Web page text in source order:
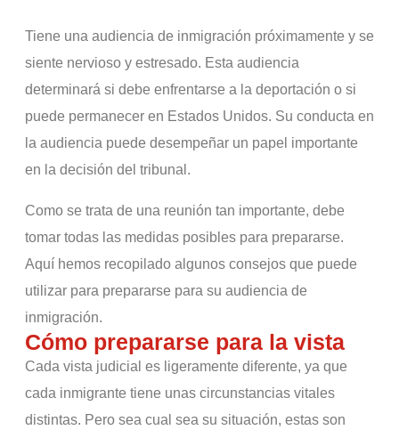
Tiene una audiencia de inmigración próximamente y se
siente nervioso y estresado. Esta audiencia
determinará si debe enfrentarse a la deportación o si
puede permanecer en Estados Unidos. Su conducta en
la audiencia puede desempeñar un papel importante
en la decisión del tribunal.
Como se trata de una reunión tan importante, debe
tomar todas las medidas posibles para prepararse.
Aquí hemos recopilado algunos consejos que puede
utilizar para prepararse para su audiencia de
inmigración.
Cómo prepararse para la vista
Cada vista judicial es ligeramente diferente, ya que
cada inmigrante tiene unas circunstancias vitales
distintas. Pero sea cual sea su situación, estas son